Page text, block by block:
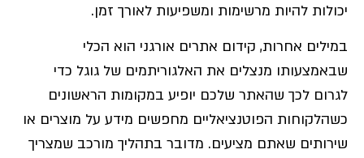
יכולות להיות מרשימות ומשפיעות לאורך זמן.
במילים אחרות, קידום אתרים אורגני הוא הכלי
שבאמצעותו מנצלים את האלגוריתמים של גוגל כדי
לגרום לכך שהאתר שלכם יופיע במקומות הראשונים
כשהלקוחות הפוטנציאליים מחפשים מידע על מוצרים או
שירותים שאתם מציעים. מדובר בתהליך מורכב שמצריך